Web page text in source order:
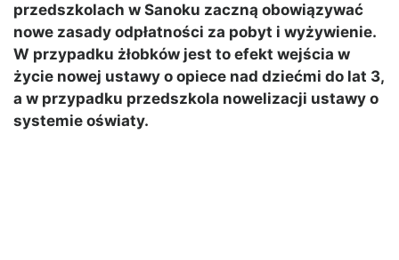
przedszkolach w Sanoku zaczną obowiązywać
nowe zasady odpłatności za pobyt i wyżywienie.
W przypadku żłobków jest to efekt wejścia w
życie nowej ustawy o opiece nad dziećmi do lat 3,
a w przypadku przedszkola nowelizacji ustawy o
systemie oświaty.